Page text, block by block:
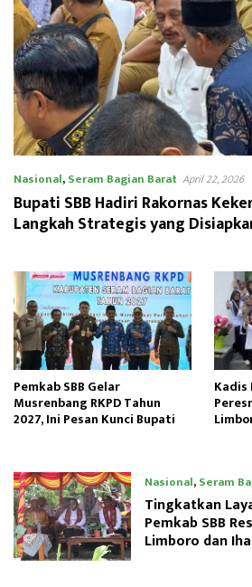
Nasional,Seram Bagian Barat April 22, 2026
Bupati SBB Hadiri Rakornas
Langkah Strategis yang
Pemkab SBB Gelar
Musrenbang RKPD Tahun
2027, Ini Pesan Kunci Bupati
Kadis
Nasional,Seram
Tingkatkan
Pemkab SBB
Limboro dan Iha